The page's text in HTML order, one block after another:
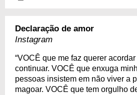
Declaração de amor
Instagram
“VOCÊ que me faz querer
continuar. VOCÊ que enxuga
pessoas insistem em não viver a
magoar. VOCÊ que tem orgulho